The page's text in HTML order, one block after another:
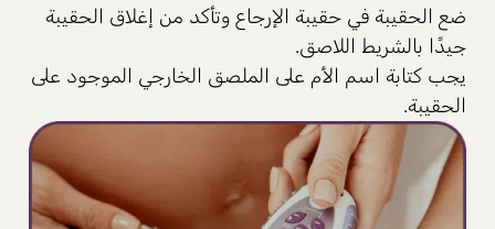
ضع الحقيبة في حقيبة الإرجاع وتأكد من إغلاق الحقيبة
جيدًا بالشريط اللاصق.
يجب كتابة اسم الأم على الملصق الخارجي الموجود على
الحقيبة.